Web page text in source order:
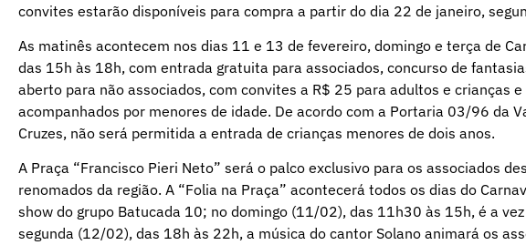
convites estarão disponíveis para compra a partir do dia 22 de janeiro,
As matinês acontecem nos dias 11 e 13 de fevereiro, domingo e terça de
das 15h às 18h, com entrada gratuita para associados, concurso de
aberto para não associados, com convites a R$ 25 para adultos e crianças
acompanhados por menores de idade. De acordo com a Portaria 03/96 da
Cruzes, não será permitida a entrada de crianças menores de dois anos.
A Praça “Francisco Pieri Neto” será o palco exclusivo para os associados
renomados da região. A “Folia na Praça” acontecerá todos os dias do
show do grupo Batucada 10; no domingo (11/02), das 11h30 às 15h, é a
segunda (12/02), das 18h às 22h, a música do cantor Solano animará os